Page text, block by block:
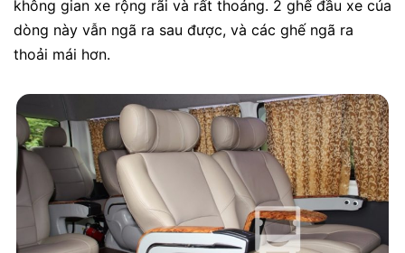
không gian xe rộng rãi và rất thoáng. 2 ghế đầu xe của
dòng này vẫn ngã ra sau được, và các ghế ngã ra
thoải mái hơn.